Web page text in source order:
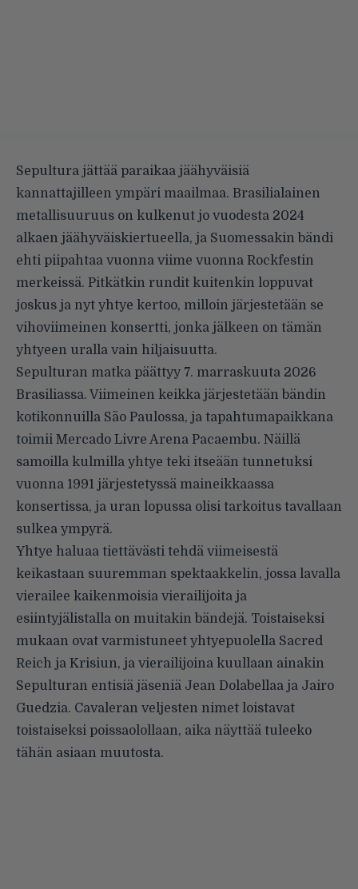
Sepultura jättää paraikaa jäähyväisiä
kannattajilleen ympäri maailmaa. Brasilialainen
metallisuuruus on kulkenut jo vuodesta 2024
alkaen jäähyväiskiertueella, ja Suomessakin bändi
ehti piipahtaa vuonna viime vuonna Rockfestin
merkeissä. Pitkätkin rundit kuitenkin loppuvat
joskus ja nyt yhtye kertoo, milloin järjestetään se
vihoviimeinen konsertti, jonka jälkeen on tämän
yhtyeen uralla vain hiljaisuutta.
Sepulturan matka päättyy 7. marraskuuta 2026
Brasiliassa. Viimeinen keikka järjestetään bändin
kotikonnuilla São Paulossa, ja tapahtumapaikkana
toimii Mercado Livre Arena Pacaembu. Näillä
samoilla kulmilla yhtye teki itseään tunnetuksi
vuonna 1991 järjestetyssä maineikkaassa
konsertissa, ja uran lopussa olisi tarkoitus tavallaan
sulkea ympyrä.
Yhtye haluaa tiettävästi tehdä viimeisestä
keikastaan suuremman spektaakkelin, jossa lavalla
vierailee kaikenmoisia vierailijoita ja
esiintyjälistalla on muitakin bändejä. Toistaiseksi
mukaan ovat varmistuneet yhtyepuolella Sacred
Reich ja Krisiun, ja vierailijoina kuullaan ainakin
Sepulturan entisiä jäseniä Jean Dolabellaa ja Jairo
Guedzia. Cavaleran veljesten nimet loistavat
toistaiseksi poissaolollaan, aika näyttää tuleeko
tähän asiaan muutosta.